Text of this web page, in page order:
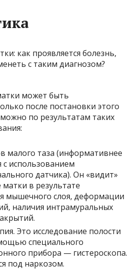
может быть
после постановки этого
по результатам таких
малого таза (информативнее
с использованием
датчика). Он «видит»
матки в результате
мышечного слоя, деформации
наличия интрамуральных
Это исследование полости
специального
прибора — гистероскопа.
под наркозом.